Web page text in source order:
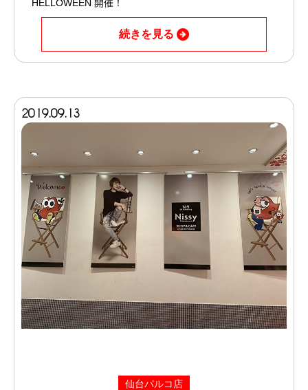
HELLOWEEN 開催！
続きを見る
2019.09.13
仙台パルコ店